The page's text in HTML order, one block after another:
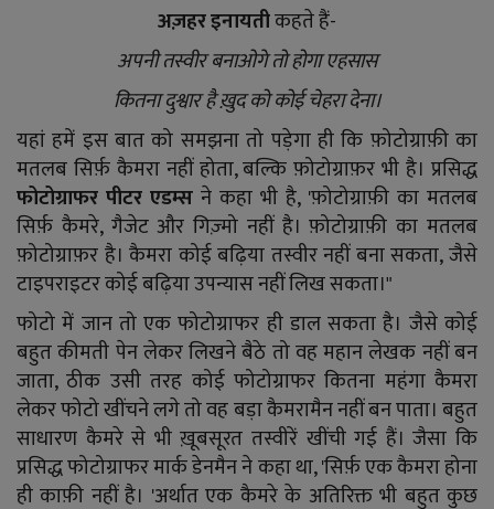
अज़हर इनायतीकहते हैं-
अपनी तस्वीर बनाओगे तो होगा एहसास
कितना दुश्वार है ख़ुद को कोई चेहरा देना।
यहां हमें इस बात को समझना तो पड़ेगा ही कि फ़ोटोग्राफ़ी का
मतलब सिर्फ़ कैमरा नहीं होता, बल्कि फ़ोटोग्राफ़र भी है। प्रसिद्ध
फोटोग्राफर पीटर एडम्स ने कहा भी है, 'फ़ोटोग्राफ़ी का मतलब
सिर्फ़ कैमरे, गैजेट और गिज़्मो नहीं है। फ़ोटोग्राफ़ी का मतलब
फ़ोटोग्राफ़र है। कैमरा कोई बढ़िया तस्वीर नहीं बना सकता, जैसे
टाइपराइटर कोई बढ़िया उपन्यास नहीं लिख सकता।"
फोटो में जान तो एक फोटोग्राफर ही डाल सकता है। जैसे कोई
बहुत कीमती पेन लेकर लिखने बैठे तो वह महान लेखक नहीं बन
जाता, ठीक उसी तरह कोई फोटोग्राफर कितना महंगा कैमरा
लेकर फोटो खींचने लगे तो वह बड़ा कैमरामैन नहीं बन पाता। बहुत
साधारण कैमरे से भी ख़ूबसूरत तस्वीरें खींची गई हैं। जैसा कि
प्रसिद्ध फोटोग्राफर मार्क डेनमैन ने कहा था, 'सिर्फ़ एक कैमरा होना
ही काफ़ी नहीं है। 'अर्थात एक कैमरे के अतिरिक्त भी बहुत कुछ